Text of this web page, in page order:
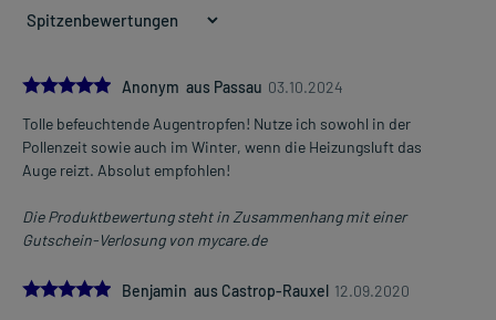
5.0Anonym aus Passau 03.10.2024
Tolle befeuchtende Augentropfen! Nutze ich sowohl in der
Pollenzeit sowie auch im Winter, wenn die Heizungsluft das
Auge reizt. Absolut empfohlen!
Die Produktbewertung steht in Zusammenhang mit einer
Gutschein-Verlosung von mycare.de
5.0
Benjamin aus Castrop-Rauxel 12.09.2020